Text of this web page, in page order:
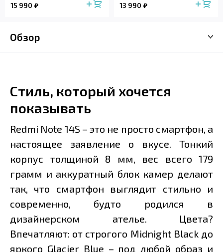
15 990 13 990
Обзор
Стиль, который хочется
показывать
Redmi Note 14S – это не просто смартфон, а
настоящее заявление о вкусе. Тонкий
корпус толщиной 8 мм, вес всего 179
грамм и аккуратный блок камер делают
так, что смартфон выглядит стильно и
современно, будто родился в
дизайнерском ателье. Цвета?
Впечатляют: от строгого Midnight Black до
яркого Glacier Blue – под любой образ и